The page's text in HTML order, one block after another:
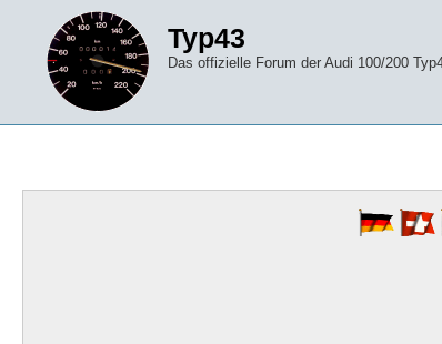
Typ43
Das offizielle Forum der Audi 100/200